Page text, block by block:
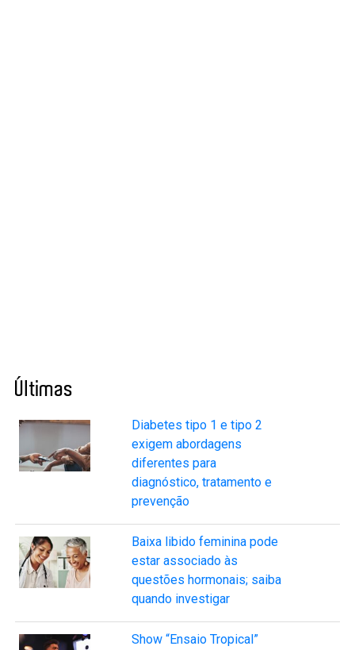
Últimas
Diabetes tipo 1 e tipo 2
exigem abordagens
diferentes para
diagnóstico, tratamento e
prevenção
Baixa libido feminina pode
estar associado às
questões hormonais; saiba
quando investigar
Show “Ensaio Tropical”